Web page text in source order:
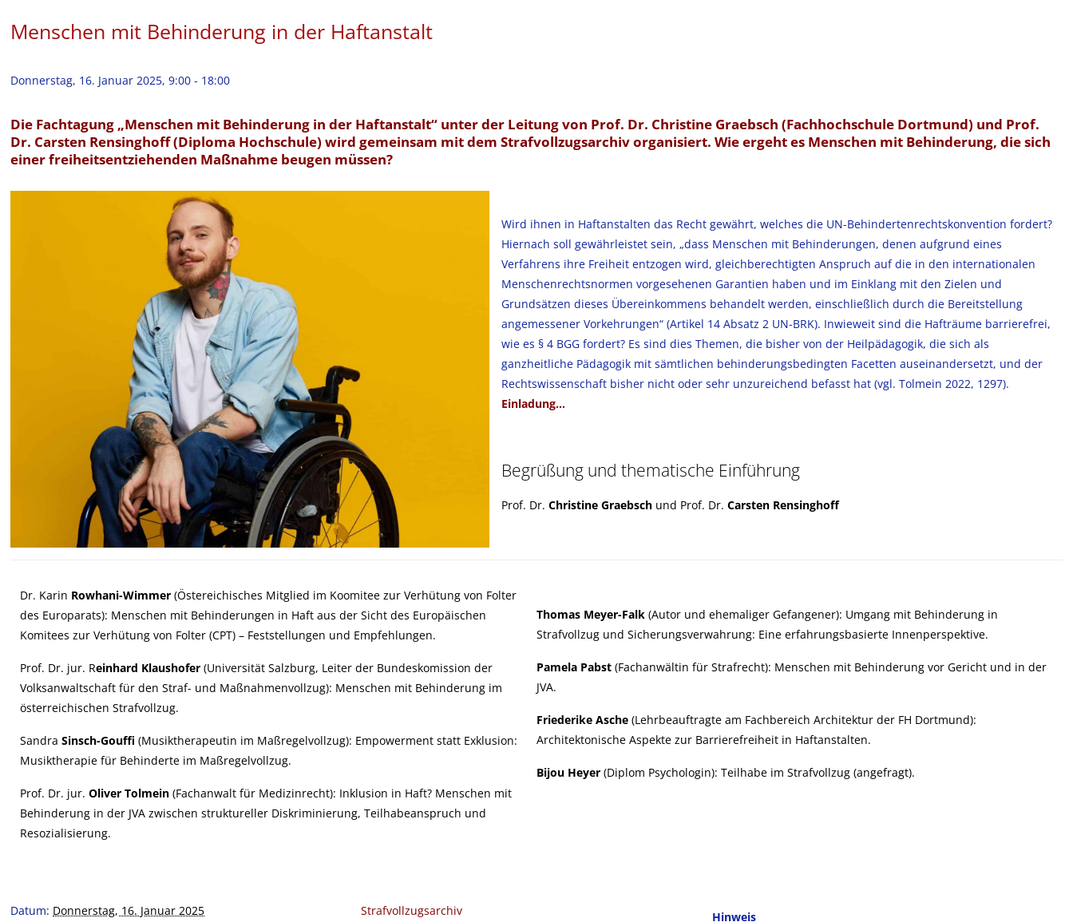
Menschen mit Behinderung in der Haftanstalt
Donnerstag, 16. Januar 2025, 9:00 - 18:00
Die Fachtagung „Menschen mit Behinderung in der Haftanstalt“ unter der Leitung von Prof. Dr. Christine Graebsch (Fachhochschule Dortmund) und Prof.
Dr. Carsten Rensinghoff (Diploma Hochschule) wird gemeinsam mit dem Strafvollzugsarchiv organisiert. Wie ergeht es Menschen mit Behinderung, die sich
einer freiheitsentziehenden Maßnahme beugen müssen?
Wird ihnen in Haftanstalten das Recht gewährt, welches die UN-Behindertenrechtskonvention fordert?
Hiernach soll gewährleistet sein, „dass Menschen mit Behinderungen, denen aufgrund eines
Verfahrens ihre Freiheit entzogen wird, gleichberechtigten Anspruch auf die in den internationalen
Menschenrechtsnormen vorgesehenen Garantien haben und im Einklang mit den Zielen und
Grundsätzen dieses Übereinkommens behandelt werden, einschließlich durch die Bereitstellung
angemessener Vorkehrungen“ (Artikel 14 Absatz 2 UN-BRK). Inwieweit sind die Hafträume barrierefrei,
wie es § 4 BGG fordert? Es sind dies Themen, die bisher von der Heilpädagogik, die sich als
ganzheitliche Pädagogik mit sämtlichen behinderungsbedingten Facetten auseinandersetzt, und der
Rechtswissenschaft bisher nicht oder sehr unzureichend befasst hat (vgl. Tolmein 2022, 1297).
Einladung…
Begrüßung und thematische Einführung
Prof. Dr.Christine Graebsch und Prof. Dr.Carsten Rensinghoff
Dr. Karin Rowhani-Wimmer (Östereichisches Mitglied im Koomitee zur Verhütung von Folter
des Europarats): Menschen mit Behinderungen in Haft aus der Sicht des Europäischen
Komitees zur Verhütung von Folter (CPT) – Feststellungen und Empfehlungen.
Prof. Dr. jur. Reinhard Klaushofer (Universität Salzburg, Leiter der Bundeskomission der
Volksanwaltschaft für den Straf- und Maßnahmenvollzug): Menschen mit Behinderung im
österreichischen Strafvollzug.
SandraSinsch-Gouffi (Musiktherapeutin im Maßregelvollzug): Empowerment statt Exklusion:
Musiktherapie für Behinderte im Maßregelvollzug.
Prof. Dr. jur.Oliver Tolmein (Fachanwalt für Medizinrecht): Inklusion in Haft? Menschen mit
Behinderung in der JVA zwischen struktureller Diskriminierung, Teilhabeanspruch und
Resozialisierung.
Thomas Meyer-Falk(Autor und ehemaliger Gefangener): Umgang mit Behinderung in
Strafvollzug und Sicherungsverwahrung: Eine erfahrungsbasierte Innenperspektive.
Pamela Pabst(Fachanwältin für Strafrecht): Menschen mit Behinderung vor Gericht und in der
JVA.
Friederike Asche(Lehrbeauftragte am Fachbereich Architektur der FH Dortmund):
Architektonische Aspekte zur Barrierefreiheit in Haftanstalten.
Bijou Heyer(Diplom Psychologin): Teilhabe im Strafvollzug (angefragt).
Datum: Donnerstag, 16. Januar 2025
Strafvollzugsarchiv
Hinweis